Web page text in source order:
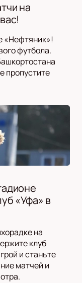
на
«Нефтяник»!
футбола.
пропустите
«Уфа» в
на
клуб
и станьте
матчей и